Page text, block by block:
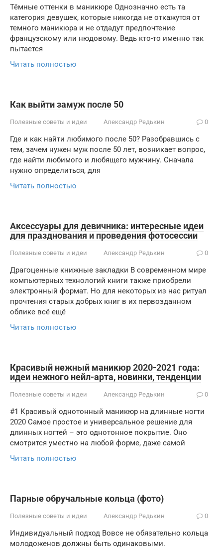
Тёмные оттенки в маникюре Однозначно есть та
категория девушек, которые никогда не откажутся от
темного маникюра и не отдадут предпочтение
французскому или нюдовому. Ведь кто-то именно так
пытается
Читать полностью
Как выйти замуж после 50
Полезные советы и идеи Александр Редькин 0
Где и как найти любимого после 50? Разобравшись с
тем, зачем нужен муж после 50 лет, возникает вопрос,
где найти любимого и любящего мужчину. Сначала
нужно определиться, для
Читать полностью
Аксессуары для девичника: интересные идеи
для празднования и проведения фотосессии
Полезные советы и идеи Александр Редькин 0
Драгоценные книжные закладки В современном мире
компьютерных технологий книги также приобрели
электронный формат. Но для некоторых из нас ритуал
прочтения старых добрых книг в их первозданном
облике всё ещё
Читать полностью
Красивый нежный маникюр 2020-2021 года:
идеи нежного нейл-арта, новинки, тенденции
Полезные советы и идеи Александр Редькин 0
#1 Красивый однотонный маникюр на длинные ногти
2020 Самое простое и универсальное решение для
длинных ногтей – это однотонное покрытие. Оно
смотрится уместно на любой форме, даже самой
Читать полностью
Парные обручальные кольца (фото)
Полезные советы и идеи Александр Редькин 0
Индивидуальный подход Вовсе не обязательно кольца
молодоженов должны быть одинаковыми.